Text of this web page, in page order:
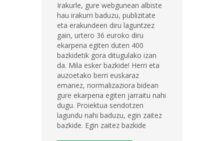
Irakurle, gure webgunean albiste
hau irakurri baduzu, publizitate
eta erakundeen diru laguntzez
gain, urtero 36 euroko diru
ekarpena egiten duten 400
bazkidetik gora ditugulako izan
da. Mila esker bazkide! Herri eta
auzoetako berri euskaraz
emanez, normalizaziora bidean
gure ekarpena egiten jarraitu nahi
dugu. Proiektua sendotzen
lagundu nahi baduzu, egin zaitez
bazkide. Egin zaitez bazkide